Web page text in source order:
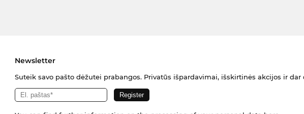
Newsletter
Suteik savo pašto dėžutei prabangos. Privatūs išpardavimai, išskirtinės akcijos ir